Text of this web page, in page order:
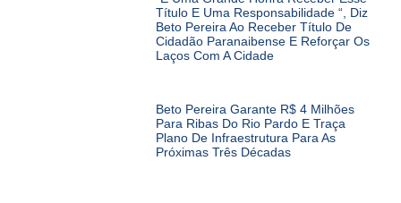
Título E Uma Responsabilidade “, Diz
Beto Pereira Ao Receber Título De
Cidadão Paranaibense E Reforçar Os
Laços Com A Cidade
Beto Pereira Garante R$ 4 Milhões
Para Ribas Do Rio Pardo E Traça
Plano De Infraestrutura Para As
Próximas Três Décadas